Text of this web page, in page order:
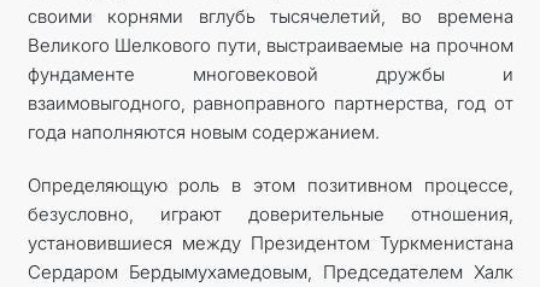
своими корнями вглубь тысячелетий, во времена
Великого Шелкового пути, выстраиваемые на прочном
фундаменте многовековой дружбы и
взаимовыгодного, равноправного партнерства, год от
года наполняются новым содержанием.
Определяющую роль в этом позитивном процессе,
безусловно, играют доверительные отношения,
установившиеся между Президентом Туркменистана
Сердаром Бердымухамедовым, Председателем Халк